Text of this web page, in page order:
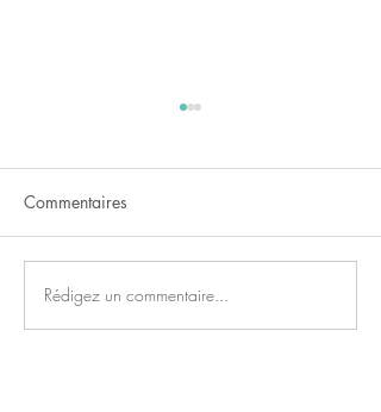
Commentaires
Rédigez un commentaire...